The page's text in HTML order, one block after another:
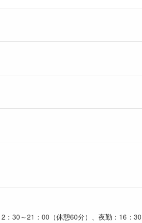
：30～21：00（休憩60分）、夜勤：16：